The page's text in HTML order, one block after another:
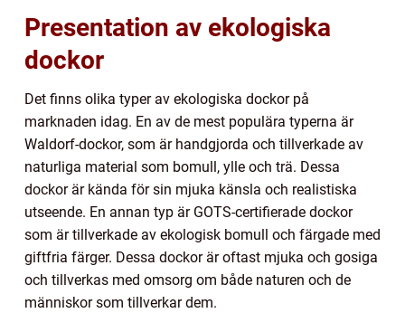
Presentation av ekologiska
dockor
Det finns olika typer av ekologiska dockor på
marknaden idag. En av de mest populära typerna är
Waldorf-dockor, som är handgjorda och tillverkade av
naturliga material som bomull, ylle och trä. Dessa
dockor är kända för sin mjuka känsla och realistiska
utseende. En annan typ är GOTS-certifierade dockor
som är tillverkade av ekologisk bomull och färgade med
giftfria färger. Dessa dockor är oftast mjuka och gosiga
och tillverkas med omsorg om både naturen och de
människor som tillverkar dem.